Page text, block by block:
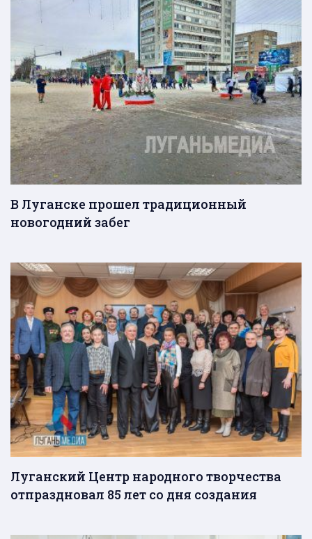
В Луганске прошел традиционный
новогодний забег
Луганский Центр народного творчества
отпраздновал 85 лет со дня создания